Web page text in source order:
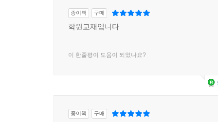
종이책 구매
학원교재입니다
이 한줄평이 도움이 되었나요?
종이책 구매